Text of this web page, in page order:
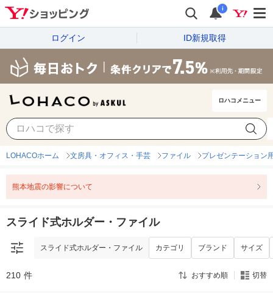
i
ログイン ID新規取得
ロハコメニュー
スライド式ホルダー・ファイル サイズ
LOHACOホーム 文房具・オフィス・手芸 ファイル プレゼンテーション
熊本地震の影響について
スライド式ホルダー・ファイル
スライド式ホルダー・ファイル カテゴリ ブランド サイズ
210 件 おすすめ順 切替